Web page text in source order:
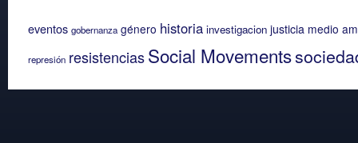
eventos gobernanza género historia investigacion justicia medio
represión resistenciasSocial Movements